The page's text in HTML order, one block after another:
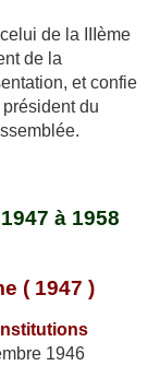
de la IIIème
de la
et confie
du
à 1958
( 1947 )
1946